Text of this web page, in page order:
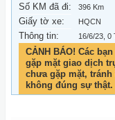
Số KM đã đi: 396 Km
Giấy tờ xe: HQCN
Thông tin: 16/6/23 ,
CẢNH BÁO! Các
gặp mặt giao dịch
chưa gặp mặt,
không đúng sự thật.